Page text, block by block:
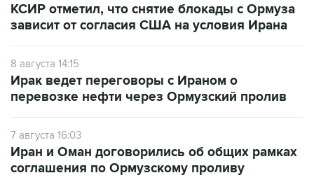
КСИР отметил, что снятие блокады с Ормуза
зависит от согласия США на условия Ирана
8 августа 14:15
Ирак ведет переговоры с Ираном о
перевозке нефти через Ормузский пролив
7 августа 16:03
Иран и Оман договорились об общих рамках
соглашения по Ормузскому проливу